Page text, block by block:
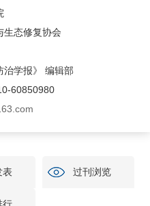
生态修复协会
治学报》 编辑部
60850980
表 过刊浏览
行